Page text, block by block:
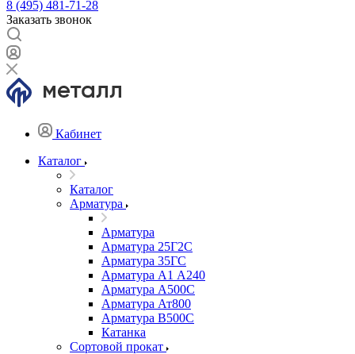
8 (495) 481-71-28
Заказать звонок
Кабинет
Каталог
Каталог
Арматура
Арматура
Арматура 25Г2С
Арматура 35ГС
Арматура А1 А240
Арматура А500С
Арматура Ат800
Арматура В500С
Катанка
Сортовой прокат